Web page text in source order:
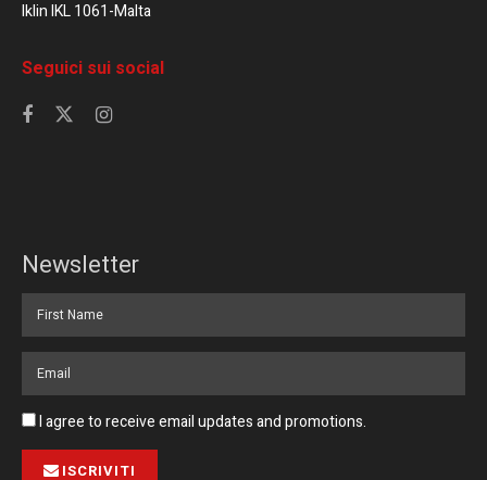
Iklin IKL 1061-Malta
Seguici sui social
Newsletter
I agree to receive email updates and promotions.
ISCRIVITI